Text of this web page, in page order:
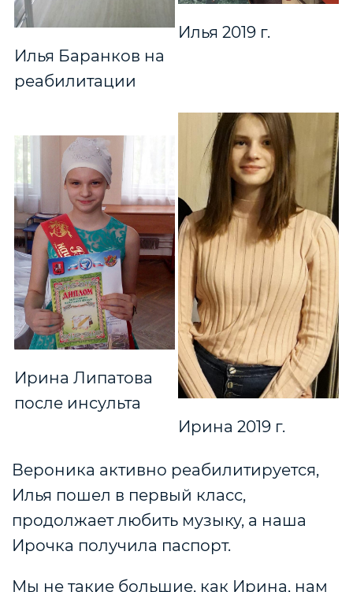
Илья Баранков на
реабилитации
Илья 2019 г.
Ирина Липатова
после инсульта
Ирина 2019 г.
Вероника активно реабилитируется,
Илья пошел в первый класс,
продолжает любить музыку, а наша
Ирочка получила паспорт.
Мы не такие большие, как Ирина, нам